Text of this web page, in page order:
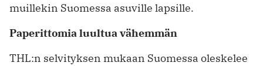
muillekin Suomessa asuville lapsille.
Paperittomia luultua vähemmän
THL:n selvityksen mukaan Suomessa oleskelee